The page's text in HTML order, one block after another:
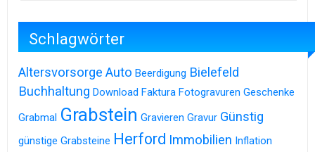
Schlagwörter
Altersvorsorge Auto Beerdigung Bielefeld
Buchhaltung Download Faktura Fotogravuren Geschenke
Grabmal Grabstein Gravieren Gravur Günstig
günstige Grabsteine Herford Immobilien Inflation